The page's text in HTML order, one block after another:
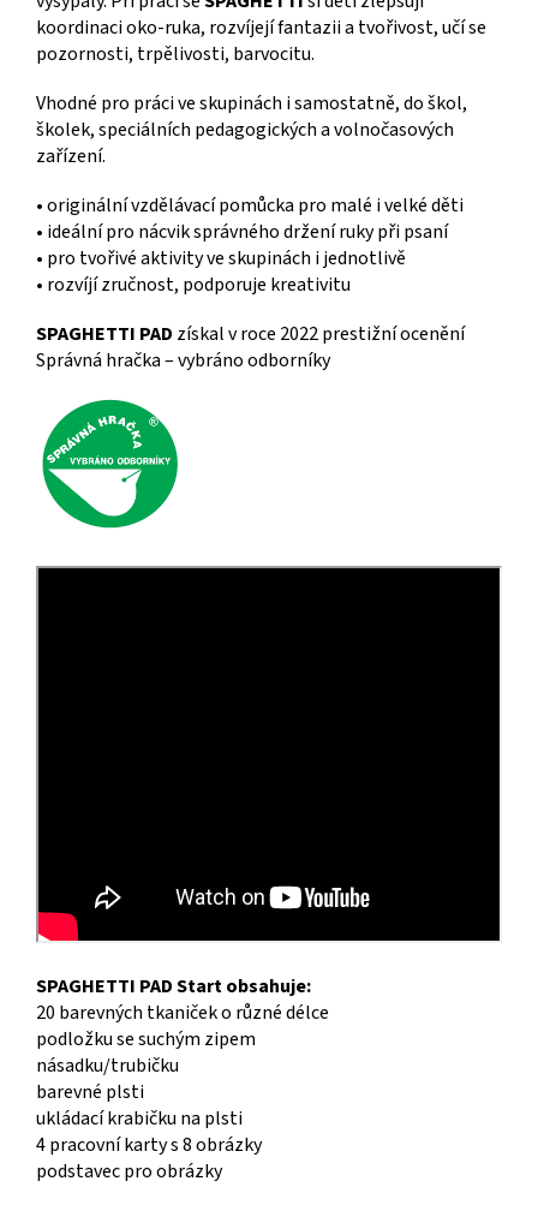
koordinaci oko-ruka, rozvíjejí fantazii a tvořivost, učí se
pozornosti, trpělivosti, barvocitu.
Vhodné pro práci ve skupinách i samostatně, do škol,
školek, speciálních pedagogických a volnočasových
zařízení.
• originální vzdělávací pomůcka pro malé i velké děti
• ideální pro nácvik správného držení ruky při psaní
• pro tvořivé aktivity ve skupinách i jednotlivě
• rozvíjí zručnost, podporuje kreativitu
SPAGHETTI PAD získal v roce 2022 prestižní ocenění
Správná hračka – vybráno odborníky
SPAGHETTI PAD Start obsahuje:
20 barevných tkaniček o různé délce
podložku se suchým zipem
násadku/trubičku
barevné plsti
ukládací krabičku na plsti
4 pracovní karty s 8 obrázky
podstavec pro obrázky